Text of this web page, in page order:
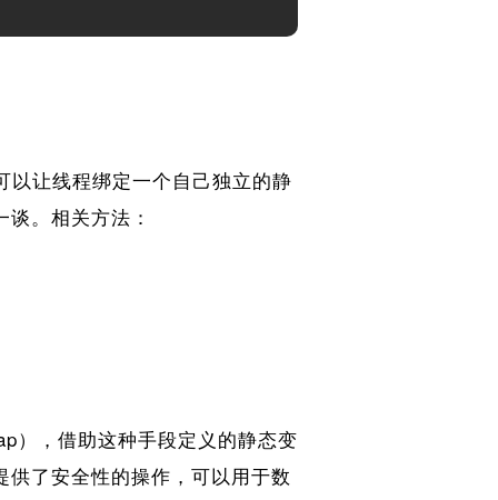
让线程绑定一个自己独立的静
。相关方法：
，借助这种手段定义的静态变
了安全性的操作，可以用于数